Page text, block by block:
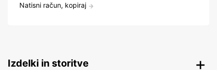
Natisni račun, kopiraj
Izdelki in storitve